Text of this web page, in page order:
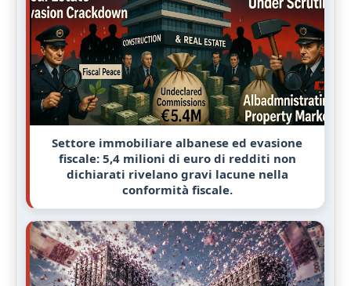
Settore immobiliare albanese ed evasione
fiscale: 5,4 milioni di euro di redditi non
dichiarati rivelano gravi lacune nella
conformità fiscale.